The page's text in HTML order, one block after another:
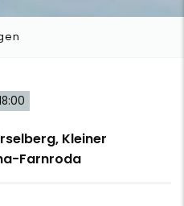
Kleiner
Farnroda